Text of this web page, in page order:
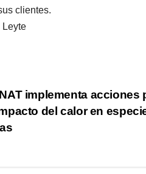
clientes.
Leyte
implementa acciones
del calor en